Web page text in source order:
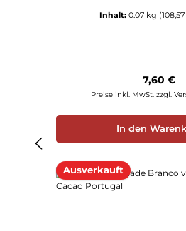
Inhalt: 0.07 kg
7,60 €
Preise inkl. MwSt. zzgl.
In den
Ausverkauft